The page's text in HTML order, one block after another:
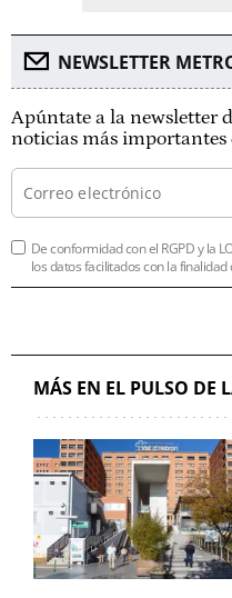
NEWSLETTER
Apúntate a la newsletter
noticias más importantes
De conformidad con el RGPD y la
los datos facilitados con la
MÁS EN EL PULSO DE